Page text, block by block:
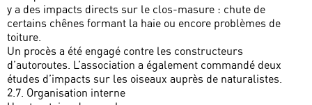
y a des impacts directs sur le clos-masure : chute de
certains chênes formant la haie ou encore problèmes de
toiture.
Un procès a été engagé contre les constructeurs
d’autoroutes. L’association a également commandé deux
études d’impacts sur les oiseaux auprès de naturalistes.
2.7. Organisation interne